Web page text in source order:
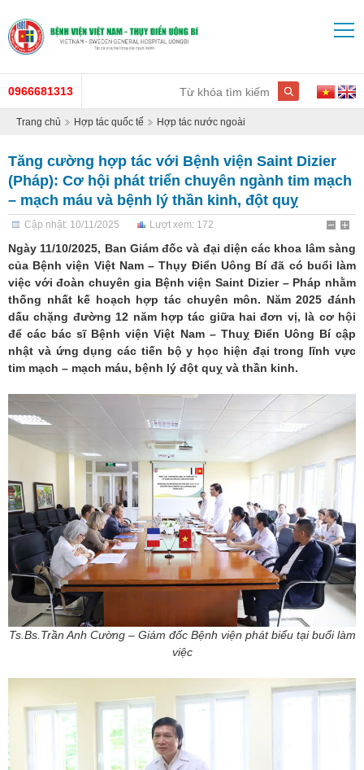
0966681313
Trang chủ Hợp tác quốc tế Hợp tác nước ngoài
Tăng cường hợp tác với Bệnh viện Saint Dizier
(Pháp): Cơ hội phát triển chuyên ngành tim mạch
– mạch máu và bệnh lý thần kinh, đột quỵ
Cập nhật: 10/11/2025 Lượt xem: 172
Ngày 11/10/2025, Ban Giám đốc và đại diện các khoa lâm sàng
của Bệnh viện Việt Nam – Thụy Điển Uông Bí đã có buổi làm
việc với đoàn chuyên gia Bệnh viện Saint Dizier – Pháp nhằm
thống nhất kế hoạch hợp tác chuyên môn. Năm 2025 đánh
dấu chặng đường 12 năm hợp tác giữa hai đơn vị, là cơ hội
để các bác sĩ Bệnh viện Việt Nam – Thuỵ Điển Uông Bí cập
nhật và ứng dụng các tiến bộ y học hiện đại trong lĩnh vực
tim mạch – mạch máu, bệnh lý đột quỵ và thần kinh.
Ts.Bs.Trần Anh Cường – Giám đốc Bệnh viện phát biểu tại buổi làm
việc